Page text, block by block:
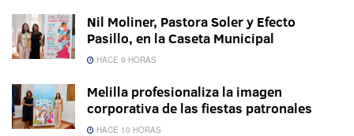
Nil Moliner, Pastora Soler y Efecto
Pasillo, en la Caseta Municipal
HACE 9 HORAS
Melilla profesionaliza la imagen
corporativa de las fiestas patronales
HACE 10 HORAS